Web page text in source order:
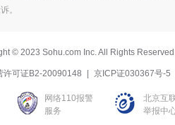
。
©2023 Sohu.com Inc. All Rights
许可证B2-20090148 京ICP证030367号-5
网络110报警
服务
北京互
举报中